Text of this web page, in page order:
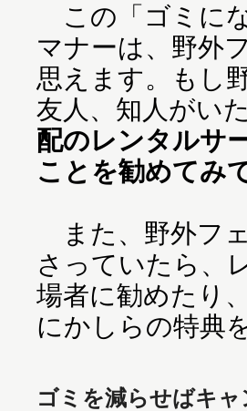
この「ゴミに
マナーは、野外
思えます。もし
友人、知人がいた
配のレンタルサ
ことを勧めてみ
また、野外フ
さっていたら、
場者に勧めたり
にかしらの特典
ゴミを減らせばキ